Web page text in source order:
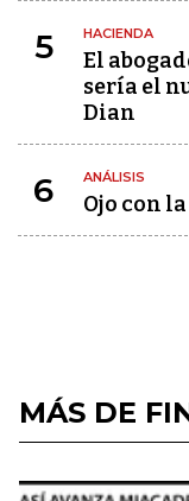
5 HACIENDA
El
sería el
Dian
6 ANÁLISIS
Ojo con
MÁS DE